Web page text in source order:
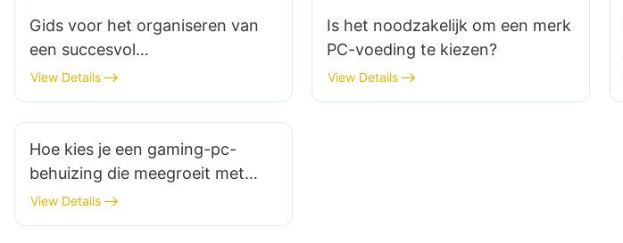
Gids voor het organiseren van
een succesvol
lanceringsevenement voor een
gaming-pc-behuizing
View Details
Is het noodzakelijk om een ​​merk
PC-voeding te kiezen?
View Details
Hoe kies je een gaming-pc-
behuizing die meegroeit met
toekomstige upgrades?
View Details